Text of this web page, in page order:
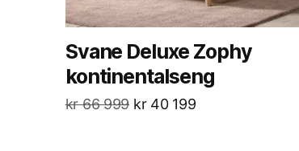
Svane Deluxe Zophy
kontinentalseng
kr66 999 kr40 199